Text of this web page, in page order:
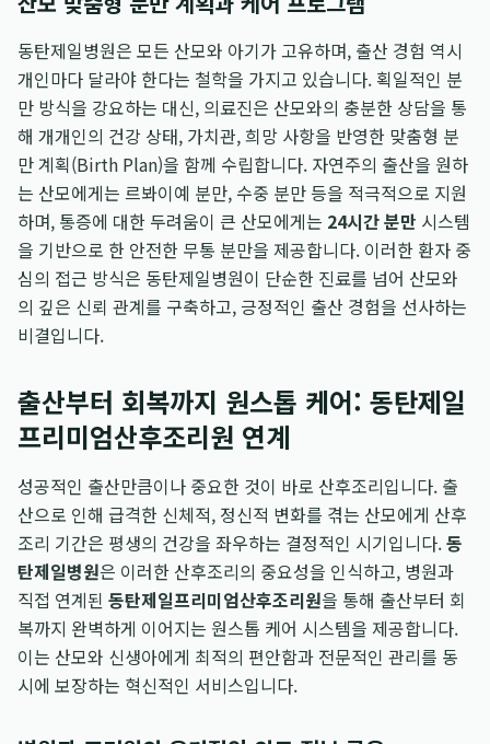
동탄제일병원은 모든 산모와 아기가 고유하며, 출산 경험 역시
개인마다 달라야 한다는 철학을 가지고 있습니다. 획일적인 분
만 방식을 강요하는 대신, 의료진은 산모와의 충분한 상담을 통
해 개개인의 건강 상태, 가치관, 희망 사항을 반영한 맞춤형 분
만 계획(Birth Plan)을 함께 수립합니다. 자연주의 출산을 원하
는 산모에게는 르봐이예 분만, 수중 분만 등을 적극적으로 지원
하며, 통증에 대한 두려움이 큰 산모에게는 24시간 분만 시스템
을 기반으로 한 안전한 무통 분만을 제공합니다. 이러한 환자 중
심의 접근 방식은 동탄제일병원이 단순한 진료를 넘어 산모와
의 깊은 신뢰 관계를 구축하고, 긍정적인 출산 경험을 선사하는
비결입니다.
출산부터 회복까지 원스톱 케어: 동탄제일
프리미엄산후조리원 연계
성공적인 출산만큼이나 중요한 것이 바로 산후조리입니다. 출
산으로 인해 급격한 신체적, 정신적 변화를 겪는 산모에게 산후
조리 기간은 평생의 건강을 좌우하는 결정적인 시기입니다.동
탄제일병원은 이러한 산후조리의 중요성을 인식하고, 병원과
직접 연계된 동탄제일프리미엄산후조리원을 통해 출산부터 회
복까지 완벽하게 이어지는 원스톱 케어 시스템을 제공합니다.
이는 산모와 신생아에게 최적의 편안함과 전문적인 관리를 동
시에 보장하는 혁신적인 서비스입니다.